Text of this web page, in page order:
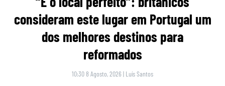
consideram este lugar em Portugal um
dos melhores destinos para
reformados
10:30 8 Agosto, 2026 | Luís Santos